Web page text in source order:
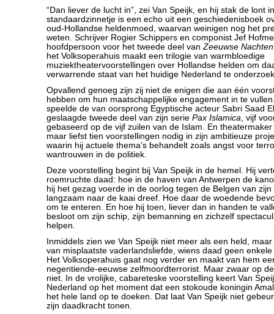
“Dan liever de lucht in”, zei Van Speijk, en hij stak de lont
standaardzinnetje is een echo uit een geschiedenisboek
oud-Hollandse heldenmoed, waarvan weinigen nog het
weten. Schrijver Rogier Schippers en componist Jef
hoofdpersoon voor het tweede deel vanZeeuwse Nachten
het Volksoperahuis maakt een trilogie van warmbloedige
muziektheatervoorstellingen over Hollandse helden om
verwarrende staat van het huidige Nederland te
Opvallend genoeg zijn zij niet de enigen die aan één
hebben om hun maatschappelijke engagement in te
speelde de van oorsprong Egyptische acteur Sabri Saad
geslaagde tweede deel van zijn serie Pax Islamica, vijf
gebaseerd op de vijf zuilen van de Islam. En
maar liefst tien voorstellingen nodig in zijn ambitieuze
waarin hij actuele thema’s behandelt zoals angst voor
wantrouwen in de politiek.
Deze voorstelling begint bij Van Speijk in de hemel. Hij
roemruchte daad: hoe in de haven van Antwerpen de
hij het gezag voerde in de oorlog tegen de Belgen van
langzaam naar de kaai dreef. Hoe daar de woedende
om te enteren. En hoe hij toen, liever dan in handen te
besloot om zijn schip, zijn bemanning en zichzelf
helpen.
Inmiddels zien we Van Speijk niet meer als een held,
van misplaatste vaderlandsliefde, wiens daad geen
Het Volksoperahuis gaat nog verder en maakt van hem
negentiende-eeuwse zelfmoordterrorist. Maar zwaar op
niet. In de vrolijke, cabareteske voorstelling keert Van
Nederland op het moment dat een stokoude koningin
het hele land op te doeken. Dat laat Van Speijk niet
zijn daadkracht tonen.